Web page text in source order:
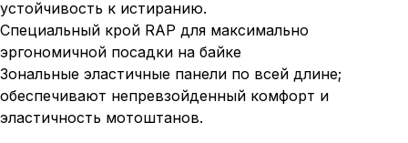
устойчивость к истиранию.
Специальный крой RAP для максимально
эргономичной посадки на байке
Зональные эластичные панели по всей длине;
обеспечивают непревзойденный комфорт и
эластичность мотоштанов.